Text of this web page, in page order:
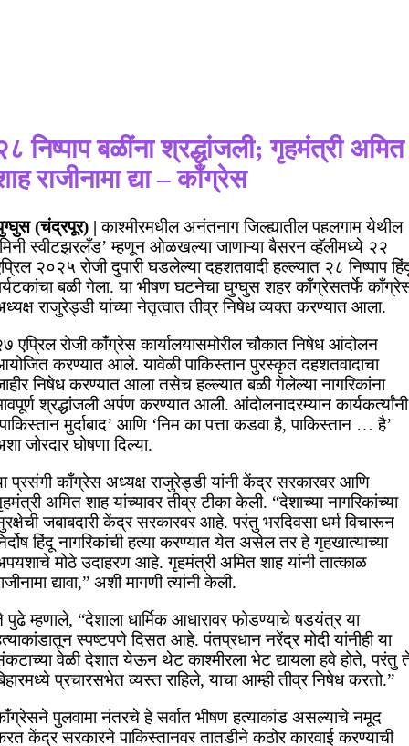
निष्पाप बळींना श्रद्धांजली; गृहमंत्री अमित
राजीनामा द्या – काँग्रेस
(चंद्रपूर) |काश्मीरमधील अनंतनाग जिल्ह्यातील पहलगाम येथील
स्वीटझरलँड’ म्हणून ओळखल्या जाणाऱ्या बैसरन व्हॅलीमध्ये २२
२०२५ रोजी दुपारी घडलेल्या दहशतवादी हल्ल्यात २८ निष्पाप
बळी गेला. या भीषण घटनेचा घुग्घुस शहर काँग्रेसतर्फे
राजुरेड्डी यांच्या नेतृत्वात तीव्र निषेध व्यक्त करण्यात आला.
एप्रिल रोजी काँग्रेस कार्यालयासमोरील चौकात निषेध आंदोलन
करण्यात आले. यावेळी पाकिस्तान पुरस्कृत दहशतवादाचा
निषेध करण्यात आला तसेच हल्ल्यात बळी गेलेल्या नागरिकांना
श्रद्धांजली अर्पण करण्यात आली. आंदोलनादरम्यान कार्यकर्त्यांनी
मुर्दाबाद’ आणि ‘निम का पत्ता कडवा है, पाकिस्तान … है’
जोरदार घोषणा दिल्या.
प्रसंगी काँग्रेस अध्यक्ष राजुरेड्डी यांनी केंद्र सरकारवर आणि
अमित शाह यांच्यावर तीव्र टीका केली. “देशाच्या नागरिकांच्या
जबाबदारी केंद्र सरकारवर आहे. परंतु भरदिवसा धर्म विचारून
हिंदू नागरिकांची हत्या करण्यात येत असेल तर हे गृहखात्याच्या
मोठे उदाहरण आहे. गृहमंत्री अमित शाह यांनी तात्काळ
द्यावा,” अशी मागणी त्यांनी केली.
पुढे म्हणाले, “देशाला धार्मिक आधारावर फोडण्याचे षडयंत्र या
स्पष्टपणे दिसत आहे. पंतप्रधान नरेंद्र मोदी यांनीही या
वेळी देशात येऊन थेट काश्मीरला भेट द्यायला हवे होते, परंतु
प्रचारसभेत व्यस्त राहिले, याचा आम्ही तीव्र निषेध करतो.”
पुलवामा नंतरचे हे सर्वात भीषण हत्याकांड असल्याचे नमूद
केंद्र सरकारने पाकिस्तानवर तातडीने कठोर कारवाई करण्याची